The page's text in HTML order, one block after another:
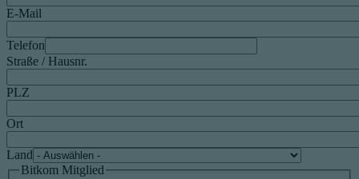
E-Mail
Telefon
Straße / Hausnr.
PLZ
Ort
Land
Bitkom Mitglied